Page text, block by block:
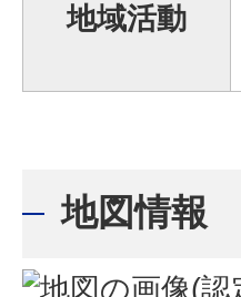
地域活動
地図情報